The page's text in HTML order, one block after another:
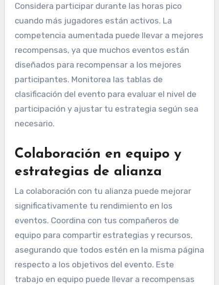
Considera participar durante las horas pico
cuando más jugadores están activos. La
competencia aumentada puede llevar a mejores
recompensas, ya que muchos eventos están
diseñados para recompensar a los mejores
participantes. Monitorea las tablas de
clasificación del evento para evaluar el nivel de
participación y ajustar tu estrategia según sea
necesario.
Colaboración en equipo y
estrategias de alianza
La colaboración con tu alianza puede mejorar
significativamente tu rendimiento en los
eventos. Coordina con tus compañeros de
equipo para compartir estrategias y recursos,
asegurando que todos estén en la misma página
respecto a los objetivos del evento. Este
trabajo en equipo puede llevar a recompensas